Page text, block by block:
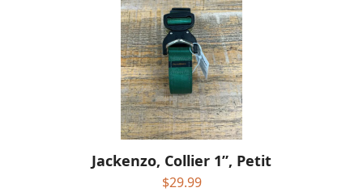
Jackenzo, Collier 1”, Petit
$29.99